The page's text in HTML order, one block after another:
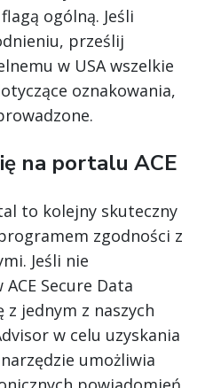
ogólną. Jeśli
prześlij
w USA wszelkie
oznakowania,
na portalu ACE
to kolejny skuteczny
zgodności z
Jeśli nie
Secure Data
jednym z naszych
w celu uzyskania
umożliwia